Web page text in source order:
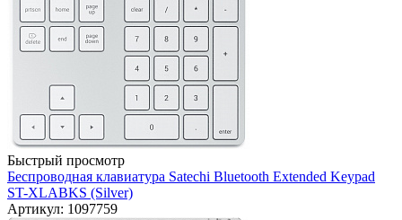
Быстрый просмотр
Беспроводная клавиатура Satechi Bluetooth Extended Keypad
ST-XLABKS (Silver)
Артикул: 1097759